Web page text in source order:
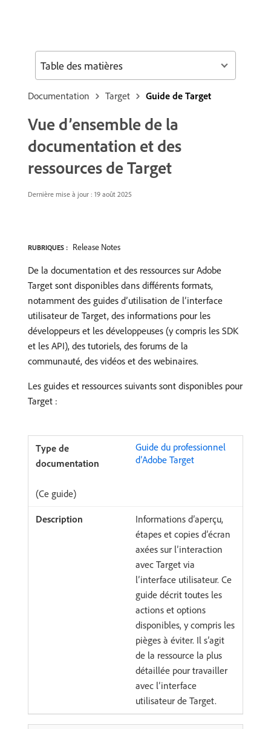
Documentation Target Guide de Target
Vue d’ensemble de la
documentation et des
ressources de Target
Dernière mise à jour : 19 août 2025
RUBRIQUES : Release Notes
De la documentation et des ressources sur Adobe
Target sont disponibles dans différents formats,
notamment des guides d’utilisation de l’interface
utilisateur de Target, des informations pour les
développeurs et les développeuses (y compris les SDK
et les API), des tutoriels, des forums de la
communauté, des vidéos et des webinaires.
Les guides et ressources suivants sont disponibles pour
Target :
Guide du professionnel
d’Adobe Target
(Ce guide)
Informations d’aperçu,
étapes et copies d’écran
axées sur l’interaction
avec Target via
l’interface utilisateur. Ce
guide décrit toutes les
actions et options
disponibles, y compris les
pièges à éviter. Il s’agit
de la ressource la plus
détaillée pour travailler
avec l’interface
utilisateur de Target.
Table des matières